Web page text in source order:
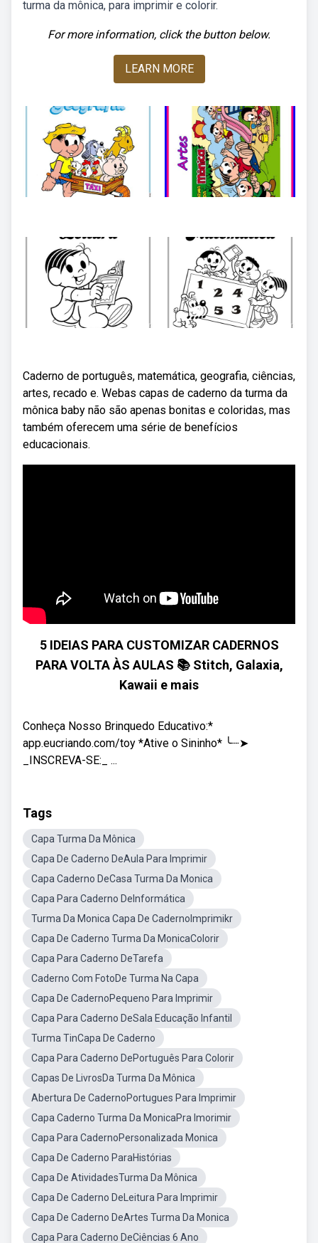
turma da mônica, para imprimir e colorir.
For more information, click the button below.
LEARN MORE
Caderno de português, matemática, geografia, ciências,
artes, recado e. Webas capas de caderno da turma da
mônica baby não são apenas bonitas e coloridas, mas
também oferecem uma série de benefícios
educacionais.
5 IDEIAS PARA CUSTOMIZAR CADERNOS
PARA VOLTA ÀS AULAS 📚 Stitch, Galaxia,
Kawaii e mais
Conheça Nosso Brinquedo Educativo:*
app.eucriando.com/toy *Ative o Sininho* ╰┈➤
_INSCREVA-SE:_ ...
Tags
Capa Turma Da Mônica
Capa De Caderno DeAula Para Imprimir
Capa Caderno DeCasa Turma Da Monica
Capa Para Caderno DeInformática
Turma Da Monica Capa De CadernoImprimikr
Capa De Caderno Turma Da MonicaColorir
Capa Para Caderno DeTarefa
Caderno Com FotoDe Turma Na Capa
Capa De CadernoPequeno Para Imprimir
Capa Para Caderno DeSala Educação Infantil
Turma TinCapa De Caderno
Capa Para Caderno DePortuguês Para Colorir
Capas De LivrosDa Turma Da Mônica
Abertura De CadernoPortugues Para Imprimir
Capa Caderno Turma Da MonicaPra Imorimir
Capa Para CadernoPersonalizada Monica
Capa De Caderno ParaHistórias
Capa De AtividadesTurma Da Mônica
Capa De Caderno DeLeitura Para Imprimir
Capa De Caderno DeArtes Turma Da Monica
Capa Para Caderno DeCiências 6 Ano